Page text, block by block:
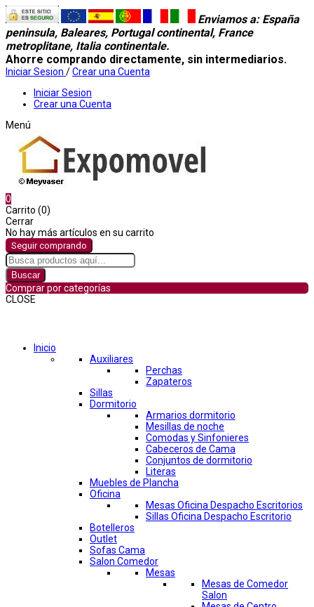
Enviamos a: España
peninsula, Baleares, Portugal continental, France
metroplitane, Italia continentale.
Ahorre comprando directamente, sin intermediarios.
Iniciar Sesion /Crear una Cuenta
Iniciar Sesion
Crear una Cuenta
Menú
0
Carrito (0)
Cerrar
No hay más artículos en su carrito
Seguir comprando
Buscar
Comprar por categorías
CLOSE
Inicio
Auxiliares
Perchas
Zapateros
Sillas
Dormitorio
Armarios dormitorio
Mesillas de noche
Comodas y Sinfonieres
Cabeceros de Cama
Conjuntos de dormitorio
Literas
Muebles de Plancha
Oficina
Mesas Oficina Despacho Escritorios
Sillas Oficina Despacho Escritorio
Botelleros
Outlet
Sofas Cama
Salon Comedor
Mesas
Mesas de Comedor
Salon